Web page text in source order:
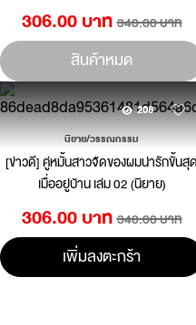
306.00 บาท 340.00 บาท
สินค้าหมด
208
นิยาย/วรรณกรรม
[ข่าวดี] คู่หมั้นสาวจืดของผมน่ารักขั้นสุด
เมื่ออยู่บ้าน เล่ม 02 (นิยาย)
306.00 บาท 340.00 บาท
เพิ่มลงตะกร้า